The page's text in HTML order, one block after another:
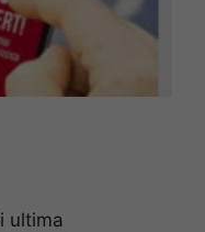
ultima